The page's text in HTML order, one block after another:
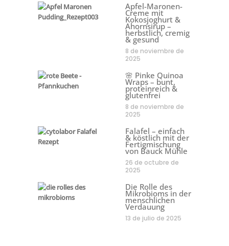
Apfel-Maronen-
Creme mit
Kokosjoghurt &
Ahornsirup –
herbstlich, cremig
& gesund
8 de noviembre de
2025
🌸 Pinke Quinoa
Wraps – bunt,
proteinreich &
glutenfrei
8 de noviembre de
2025
Falafel – einfach
& köstlich mit der
Fertigmischung
von Bauck Mühle
26 de octubre de
2025
Die Rolle des
Mikrobioms in der
menschlichen
Verdauung
13 de julio de 2025